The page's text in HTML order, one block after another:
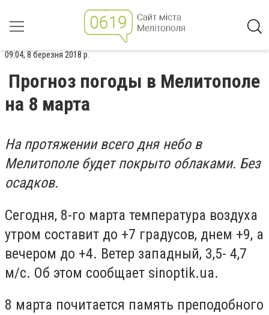
09:04, 8 березня 2018 р.
Прогноз погоды в Мелитополе
на 8 марта
На протяжении всего дня небо в
Мелитополе будет покрыто облаками. Без
осадков.
Сегодня, 8-го марта температура воздуха
утром составит до +7 градусов, днем +9, а
вечером до +4. Ветер западный, 3,5- 4,7
м/с. Об этом сообщает sinoptik.ua.
8 марта почитается память преподобного